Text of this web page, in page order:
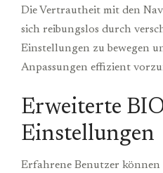
Die Vertrautheit mit den
sich reibungslos durch
Einstellungen zu bewegen
Anpassungen effizient
Erweiterte
Einstellungen
Erfahrene Benutzer können